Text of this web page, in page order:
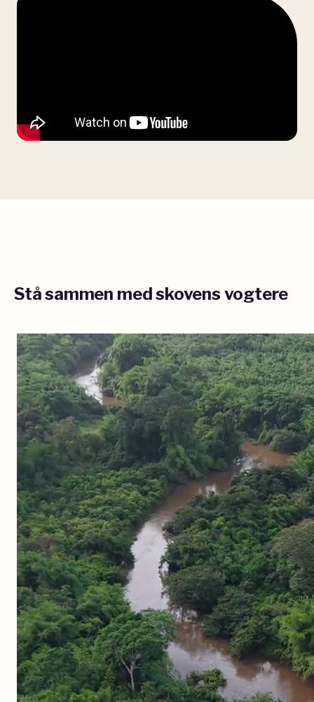
Stå sammen med skovens vogtere